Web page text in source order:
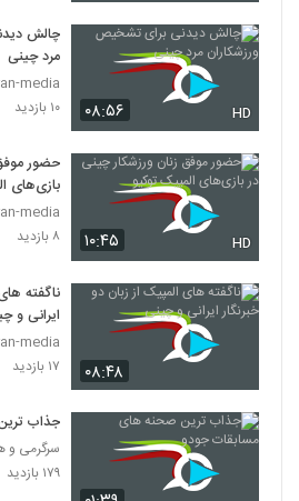
۰۸:۵۶ HD
چالش
مرد چینی
media
۱۰ بازدید
۱۰:۴۵ HD
حضور
بازی‌های
media
۸ بازدید
۰۸:۴۸
ناگفته
ایرانی و
media
۱۷ بازدید
جذاب
سرگرمی و
۱۷۹ بازدید